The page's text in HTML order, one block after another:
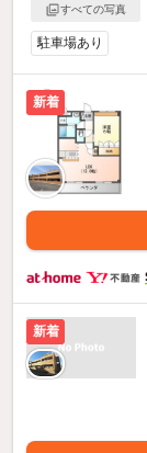
すべての写真
駐車場あり
新着
新着